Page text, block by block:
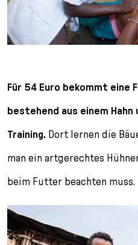
Für 54 Euro bekommt eine
bestehend aus einem Hahn
Training. Dort lernen die
man ein artgerechtes
beim Futter beachten muss.